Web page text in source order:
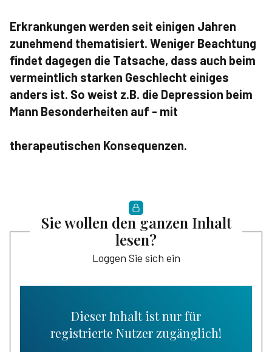
Erkrankungen werden seit einigen Jahren
zunehmend thematisiert. Weniger Beachtung
findet dagegen die Tatsache, dass auch beim
vermeintlich starken Geschlecht einiges
anders ist. So weist z.B. die Depression beim
Mann Besonderheiten auf - mit
therapeutischen Konsequenzen.
Sie wollen den ganzen Inhalt
lesen?
Loggen Sie sich ein
Dieser Inhalt ist nur für
registrierte Nutzer zugänglich!